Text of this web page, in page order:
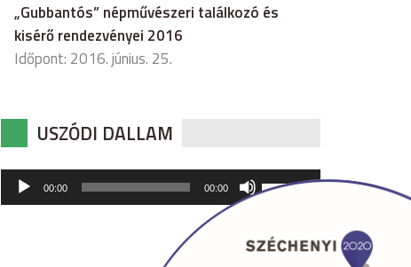
„Gubbantós” népművészeri találkozó és
kisérő rendezvényei 2016
Időpont: 2016. június. 25.
USZÓDI DALLAM
Audió
lejátszó
00:00 00:00
hangerő
csökkentéséhez